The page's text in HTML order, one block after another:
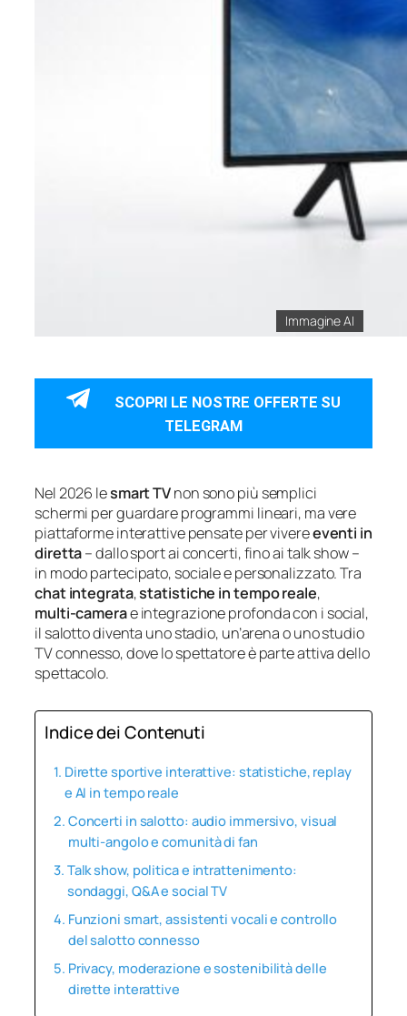
Immagine AI
SCOPRI LE NOSTRE OFFERTE SU
TELEGRAM
Nel 2026 lesmart TVnon sono più semplici
schermi per guardare programmi lineari, ma vere
piattaforme interattive pensate per vivereeventi in
diretta– dallo sport ai concerti, fino ai talk show –
in modo partecipato, sociale e personalizzato. Tra
chat integrata,statistiche in tempo reale,
multi‑camerae integrazione profonda con i social,
il salotto diventa uno stadio, un’arena o uno studio
TV connesso, dove lo spettatore è parte attiva dello
spettacolo.
Indice dei Contenuti
Dirette sportive interattive: statistiche, replay
e AI in tempo reale
Concerti in salotto: audio immersivo, visual
multi‑angolo e comunità di fan
Talk show, politica e intrattenimento:
sondaggi, Q&A e social TV
Funzioni smart, assistenti vocali e controllo
del salotto connesso
Privacy, moderazione e sostenibilità delle
dirette interattive